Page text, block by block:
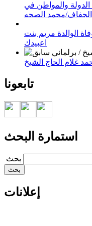
الدولة والمواطن في
محمد الصحه
الوالدة مريم بنت
اعبيدك
غلام الحاج الشيخ
تابعونا
استمارة البحث
‏بحث ‏
إعلانات